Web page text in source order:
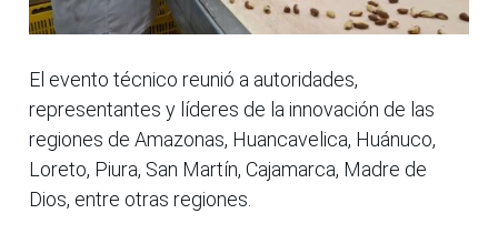
El evento técnico reunió a autoridades,
representantes y líderes de la innovación de las
regiones de Amazonas, Huancavelica, Huánuco,
Loreto, Piura, San Martín, Cajamarca, Madre de
Dios, entre otras regiones.